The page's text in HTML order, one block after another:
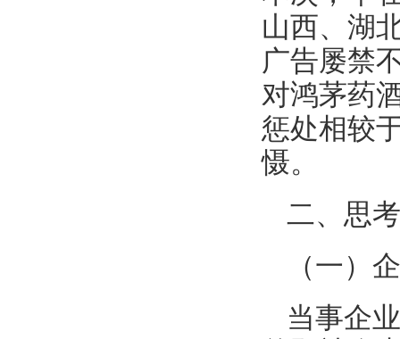
山西、湖
广告屡禁
对鸿茅药
惩处相较
慑。
二、思
（一）
当事企